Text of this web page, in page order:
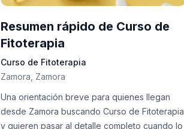
Resumen rápido de Curso de
Fitoterapia
Curso de Fitoterapia
Zamora, Zamora
Una orientación breve para quienes llegan
desde Zamora buscando Curso de Fitoterapia
y quieren pasar al detalle completo cuando lo